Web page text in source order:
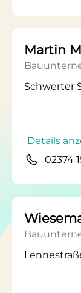
Martin
Schwerter
Details
02374